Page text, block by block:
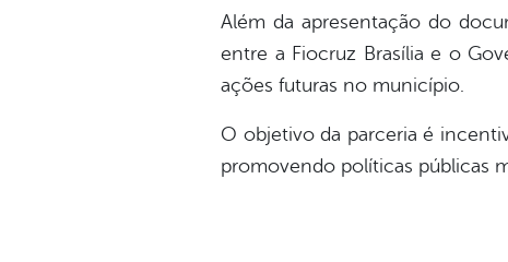
Além da apresentação do
entre a Fiocruz Brasília e o
ações futuras no município.
O objetivo da parceria é
promovendo políticas públicas